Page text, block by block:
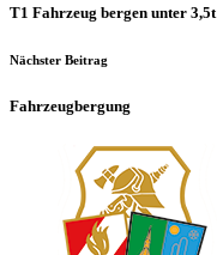
T1 Fahrzeug bergen unter 3,5t
Nächster Beitrag
Fahrzeugbergung